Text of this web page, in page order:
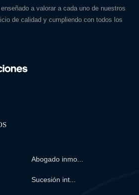
a valorar a cada uno de nuestros
de calidad y cumpliendo con todos los
Abogado inmo...
Sucesión int...